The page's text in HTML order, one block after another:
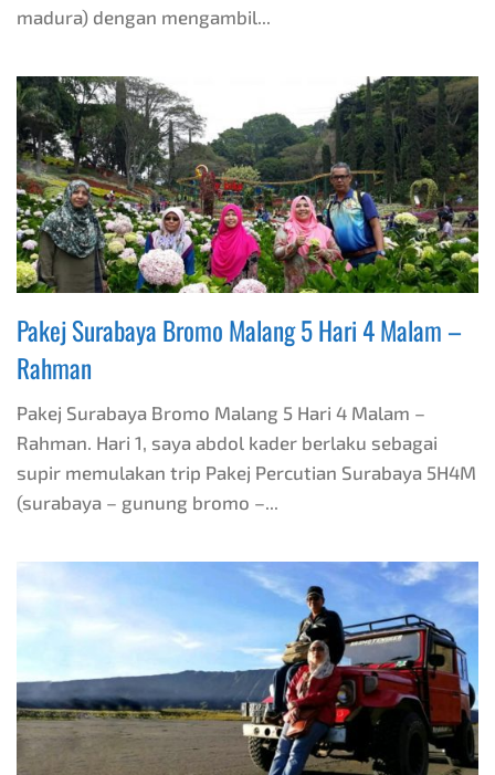
madura) dengan mengambil...
Pakej Surabaya Bromo Malang 5 Hari 4 Malam –
Rahman
Pakej Surabaya Bromo Malang 5 Hari 4 Malam –
Rahman. Hari 1, saya abdol kader berlaku sebagai
supir memulakan trip Pakej Percutian Surabaya 5H4M
(surabaya – gunung bromo –...